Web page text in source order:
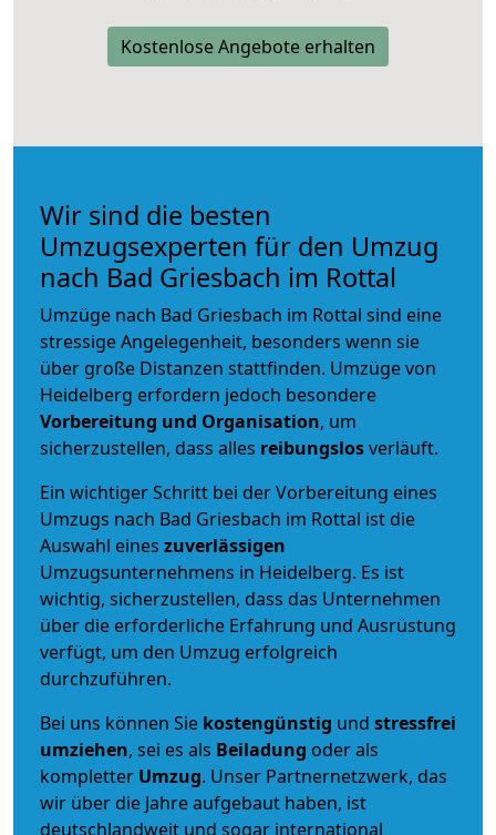
Kostenlose Angebote erhalten
Wir sind die besten
Umzugsexperten für den Umzug
nach Bad Griesbach im Rottal
Umzüge nach Bad Griesbach im Rottal sind eine
stressige Angelegenheit, besonders wenn sie
über große Distanzen stattfinden. Umzüge von
Heidelberg erfordern jedoch besondere
Vorbereitung und Organisation, um
sicherzustellen, dass alles reibungslosverläuft.
Ein wichtiger Schritt bei der Vorbereitung eines
Umzugs nach Bad Griesbach im Rottal ist die
Auswahl eines zuverlässigen
Umzugsunternehmens in Heidelberg. Es ist
wichtig, sicherzustellen, dass das Unternehmen
über die erforderliche Erfahrung und Ausrüstung
verfügt, um den Umzug erfolgreich
durchzuführen.
Bei uns können Sie kostengünstig und stressfrei
umziehen, sei es als Beiladung oder als
kompletter Umzug. Unser Partnernetzwerk, das
wir über die Jahre aufgebaut haben, ist
deutschlandweit und sogar international